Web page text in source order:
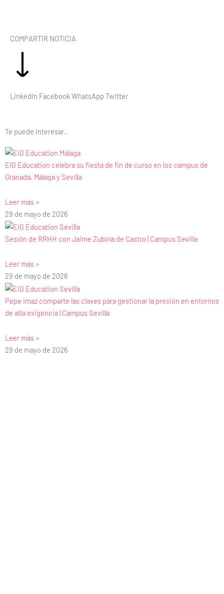
COMPARTIR NOTICIA
LinkedIn FacebookWhatsApp Twitter
Te puede interesar..
EIG Education celebra su fiesta de fin de curso en los campus de
Granada, Málaga y Sevilla
Leer más »
29 de mayo de 2026
Sesión de RRHH con Jaime Zubiría de Castro | Campus Sevilla
Leer más »
29 de mayo de 2026
Pepe Imaz comparte las claves para gestionar la presión en entornos
de alta exigencia | Campus Sevilla
Leer más »
29 de mayo de 2026